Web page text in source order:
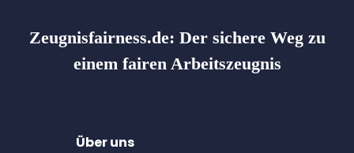
Zeugnisfairness.de: Der sichere Weg zu
einem fairen Arbeitszeugnis
Über uns